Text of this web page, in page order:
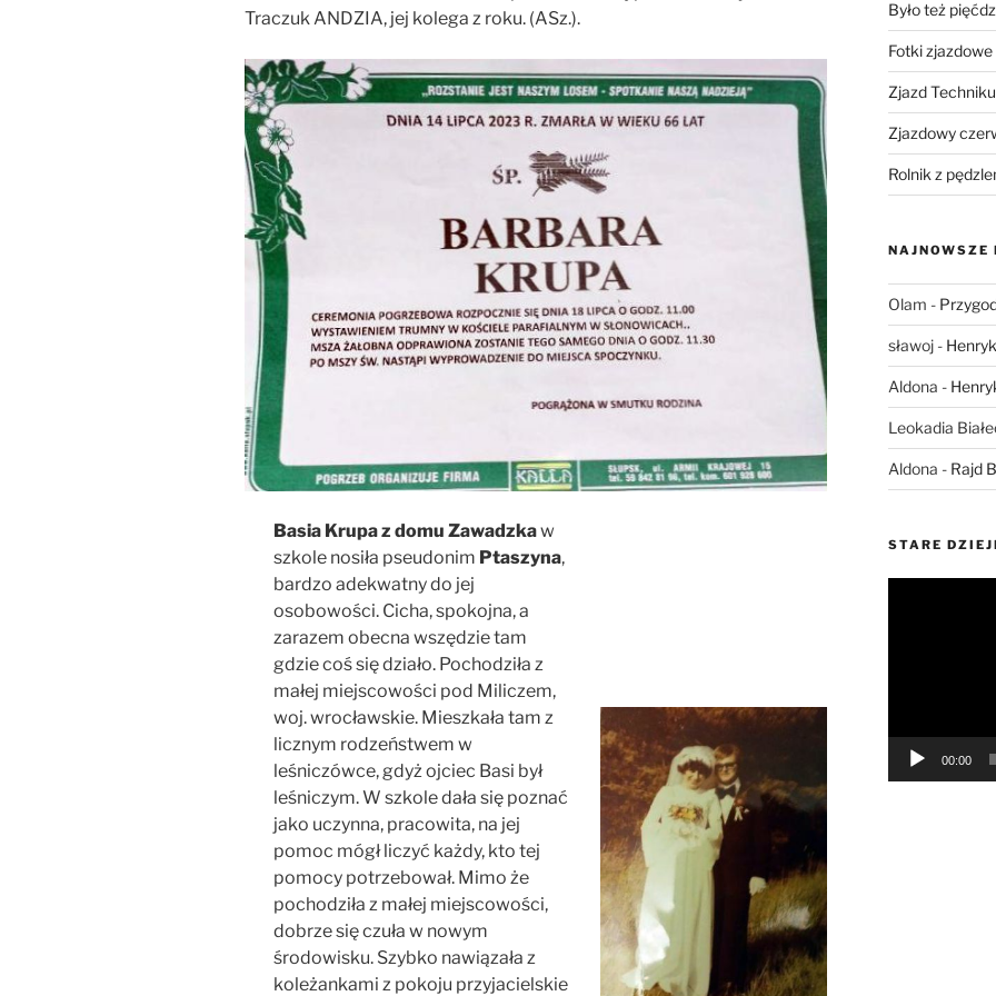
Traczuk ANDZIA, jej kolega z roku. (ASz.).
Basia Krupa z domu Zawadzkaw
szkole nosiła pseudonim Ptaszyna,
bardzo adekwatny do jej
osobowości. Cicha, spokojna, a
zarazem obecna wszędzie tam
gdzie coś się działo. Pochodziła z
małej miejscowości pod Miliczem,
woj. wrocławskie. Mieszkała tam z
licznym rodzeństwem w
leśniczówce, gdyż ojciec Basi był
leśniczym. W szkole dała się poznać
jako uczynna, pracowita, na jej
pomoc mógł liczyć każdy, kto tej
pomocy potrzebował. Mimo że
pochodziła z małej miejscowości,
dobrze się czuła w nowym
środowisku. Szybko nawiązała z
koleżankami z pokoju przyjacielskie
Było też
Fotki zjazdowe
Zjazd
Zjazdowy
Rolnik z
NAJNOWSZE
Olam -
sławoj-
Aldona -
Leokadia
Aldona - Rajd
STARE
00:00